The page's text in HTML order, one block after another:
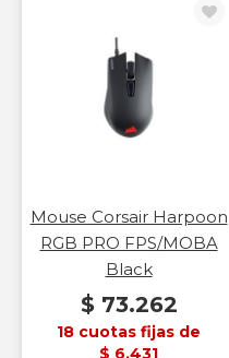
Mouse Corsair Harpoon
RGB PRO FPS/MOBA
Black
$ 73.262
18 cuotas fijas de
$ 6.431